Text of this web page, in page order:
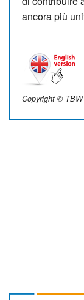
ancora più
Copyright © TBW